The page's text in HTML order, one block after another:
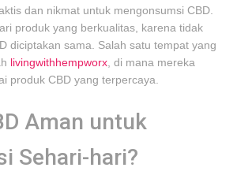
dan nikmat untuk mengonsumsi CBD.
produk yang berkualitas, karena tidak
diciptakan sama. Salah satu tempat yang
livingwithhempworx , di mana mereka
produk CBD yang terpercaya.
Aman untuk
Sehari-hari?